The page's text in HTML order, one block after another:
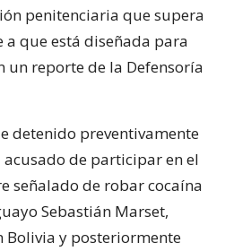
penitenciaria que supera
a que está diseñada para
un reporte de la Defensoría
detenido preventivamente
de participar en el
señalado de robar cocaína
Sebastián Marset,
Bolivia y posteriormente